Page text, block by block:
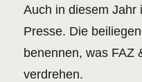
Auch in diesem Jahr
Presse. Die
benennen, was FAZ
verdrehen.